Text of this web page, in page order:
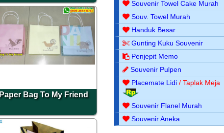
Paper Bag To My Friend
Souvenir Towel Cake Murah
Souv. Towel Murah
Handuk Besar
Gunting Kuku Souvenir
Penjepit Memo
Souvenir Pulpen
Placemate Lidi / Taplak Meja
Souvenir Flanel Murah
Souvenir Aneka